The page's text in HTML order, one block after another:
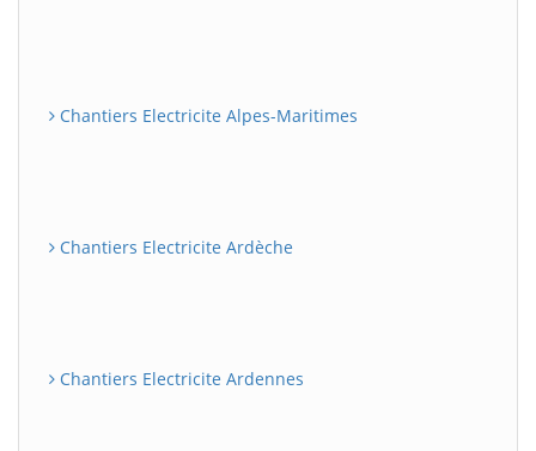
Chantiers Electricite Alpes-Maritimes
Chantiers Electricite Ardèche
Chantiers Electricite Ardennes